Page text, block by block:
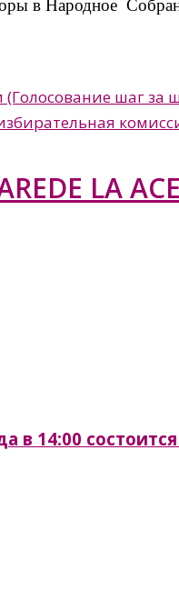
в Народное
(Голосование шаг за
DE LA
в 14:00